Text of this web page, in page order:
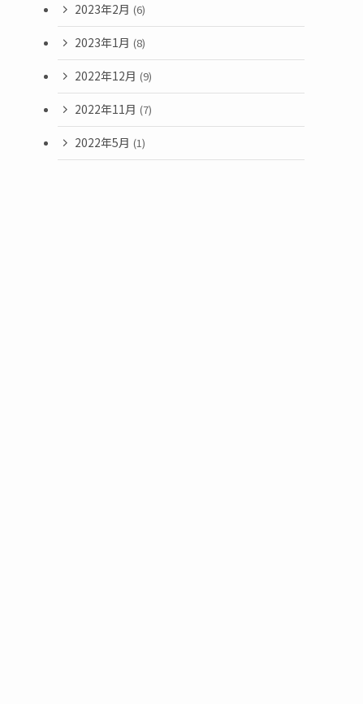
2023年2月 (6)
2023年1月 (8)
2022年12月 (9)
2022年11月 (7)
2022年5月 (1)